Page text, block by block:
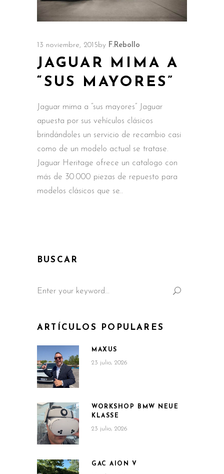
13 noviembre, 2015by F.Rebollo
JAGUAR MIMA A
“SUS MAYORES”
Jaguar mima a “sus mayores” Jaguar
apuesta por sus vehículos clásicos
brindándoles un servicio de recambio casi
como de un modelo actual se tratase.
Jaguar Heritage ofrece un catalogo con
más de 30.000 piezas de repuesto para
modelos clásicos que se
BUSCAR
for:
ARTÍCULOS POPULARES
MAXUS
23 julio, 2026
WORKSHOP BMW NEUE
KLASSE
23 julio, 2026
GAC AION V